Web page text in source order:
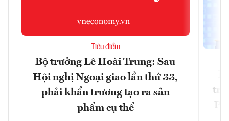
Tiêu điểm
Bộ trưởng Lê Hoài Trung: Sau
Hội nghị Ngoại giao lần thứ 33,
phải khẩn trương tạo ra sản
phẩm cụ thể